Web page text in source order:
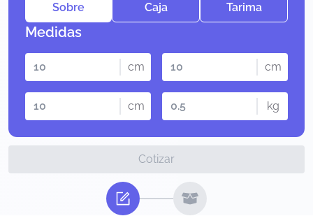
Sobre Caja Tarima
Medidas
cm cm
cm kg
Cotizar